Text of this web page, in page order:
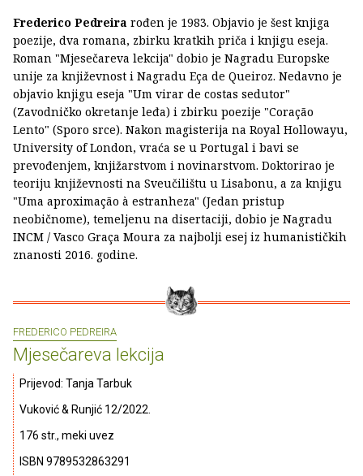
Frederico Pedreira rođen je 1983. Objavio je šest knjiga
poezije, dva romana, zbirku kratkih priča i knjigu eseja.
Roman "Mjesečareva lekcija" dobio je Nagradu Europske
unije za književnost i Nagradu Eça de Queiroz. Nedavno je
objavio knjigu eseja "Um virar de costas sedutor"
(Zavodničko okretanje leđa) i zbirku poezije "Coração
Lento" (Sporo srce). Nakon magisterija na Royal Hollowayu,
University of London, vraća se u Portugal i bavi se
prevođenjem, knjižarstvom i novinarstvom. Doktorirao je
teoriju književnosti na Sveučilištu u Lisabonu, a za knjigu
"Uma aproximação à estranheza" (Jedan pristup
neobičnome), temeljenu na disertaciji, dobio je Nagradu
INCM / Vasco Graça Moura za najbolji esej iz humanističkih
znanosti 2016. godine.
FREDERICO PEDREIRA
Mjesečareva lekcija
Prijevod: Tanja Tarbuk
Vuković & Runjić 12/2022.
176 str., meki uvez
ISBN 9789532863291